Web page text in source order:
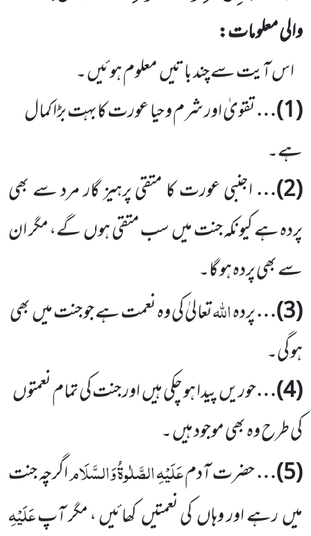
والی معلومات:
اس آیت سے چند باتیںمعلوم ہوئیں ۔
(
1
)…تقویٰ اور شرم و حیا عورت کابہت بڑا کمال
ہے۔
(
2
)…اجنبی عورت کا متقی پرہیز گار مرد سے بھی
پردہ ہے کیونکہ جنت میںسب متقی ہوںگے، مگر ان
سے بھی پردہ ہو گا۔
(
3
)…پردہاللہتعالیٰ کی وہ نعمت ہے جو جنت میںبھی
ہو گی۔
(
4
)…حوریںپیدا ہو چکی ہیںاور جنت کی تمام نعمتوں
کی طرح وہ بھی موجود ہیں ۔
(
5
)…حضرت آدمعَلَیْہِالصَّلٰوۃُوَالسَّلَاماگرچہ جنت
میںرہےاور وہاںکی نعمتیںکھائیں ، مگر آپعَلَیْہِ